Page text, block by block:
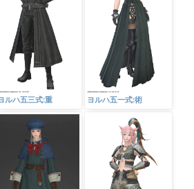
ルハ五三式:重 ヨルハ五一式:術